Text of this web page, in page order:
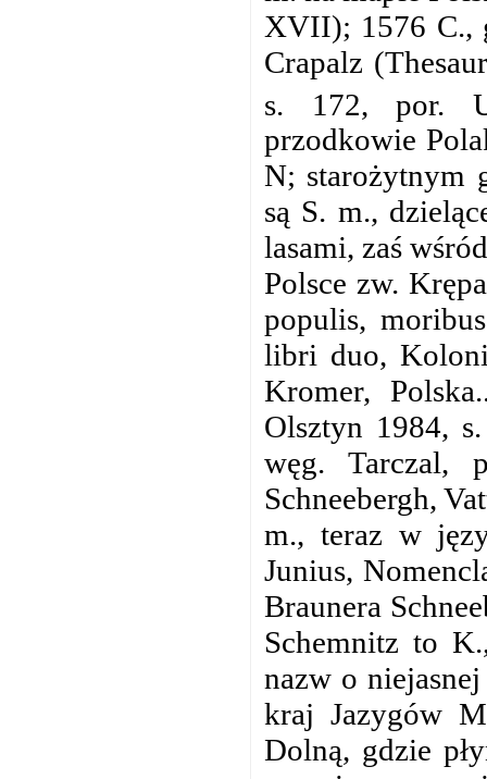
XVII); 1576 C.,
Crapalz
s. 172, por.
przodkowie
N; starożytnym
są S. m.,
lasami, zaś
Polsce zw.
populis,
libri duo,
Kromer,
Olsztyn 1984,
węg. Tarczal,
Schneebergh,
m., teraz w
Junius,
Braunera
Schemnitz to
nazw o
kraj Jazygów
Dolną, gdzie